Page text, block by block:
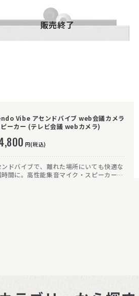
販売終了
Vibe アセンドバイブ web会議カメラ
ーカー (テレビ会議 webカメラ)
円(税込)
ンドバイブで、離れた場所にいても快適な
間に。高性能集音マイク・スピーカーに
率的に。